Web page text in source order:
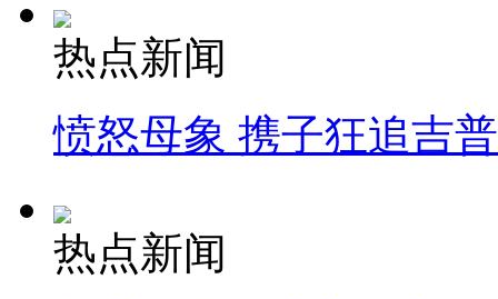
热点新闻
愤怒母象 携子狂追吉
热点新闻